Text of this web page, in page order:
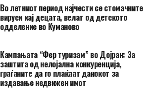
Во летниот период најчести се стомачните
вируси кај децата, велат од детското
одделение во Куманово
Кампањата “Фер туризам” во Дојран: За
заштита од нелојална конкуренција,
граѓаните да го плаќаат данокот за
издавање недвижен имот